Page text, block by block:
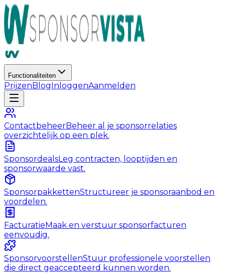
Functionaliteiten
PrijzenBlogInloggenAanmelden
ContactbeheerBeheer al je sponsorrelaties
overzichtelijk op een plek.
SponsordealsLeg contracten, looptijden en
sponsorwaarde vast.
SponsorpakkettenStructureer je sponsoraanbod en
voordelen.
FacturatieMaak en verstuur sponsorfacturen
eenvoudig.
SponsorvoorstellenStuur professionele voorstellen
die direct geaccepteerd kunnen worden.